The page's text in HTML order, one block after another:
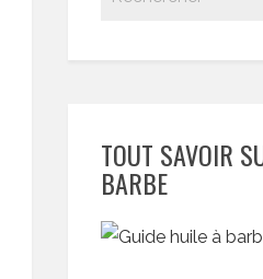
TOUT SAVOIR
BARBE